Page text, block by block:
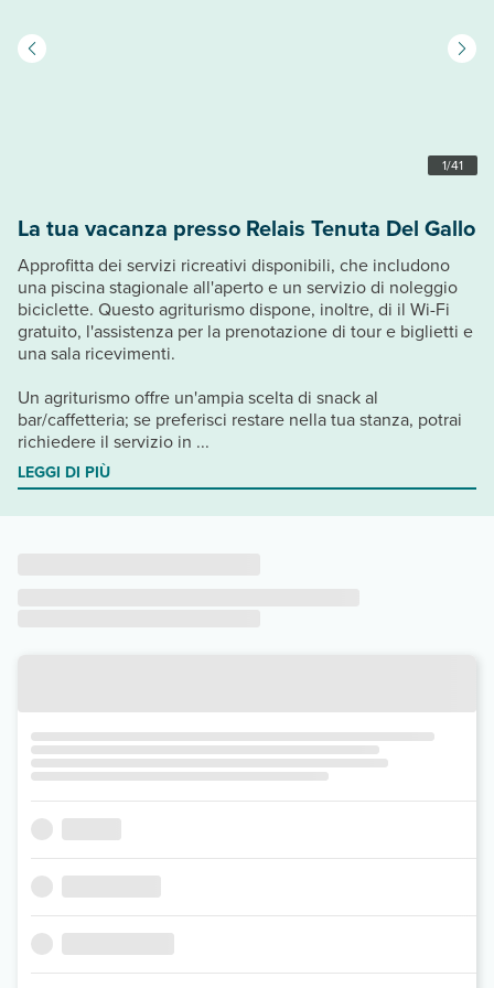
1/41
La tua vacanza presso Relais Tenuta Del Gallo
Approfitta dei servizi ricreativi disponibili, che includono
una piscina stagionale all'aperto e un servizio di noleggio
biciclette. Questo agriturismo dispone, inoltre, di il Wi-Fi
gratuito, l'assistenza per la prenotazione di tour e biglietti e
una sala ricevimenti.
Un agriturismo offre un'ampia scelta di snack al
bar/caffetteria; se preferisci restare nella tua stanza, potrai
richiedere il servizio in ...
LEGGI DI PIÙ